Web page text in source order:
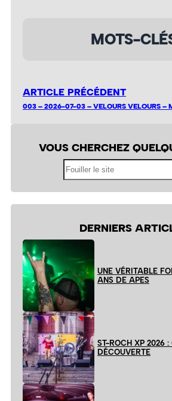
MOTS-
ARTICLE PRÉCÉDENT
003 – 2026-07-03 – VELOURS VELOURS –
VOUS CHERCHEZ
DERNIERS
UNE VÉRITABLE
ANS DE APES
ST-ROCH XP 2026
DÉCOUVERTE